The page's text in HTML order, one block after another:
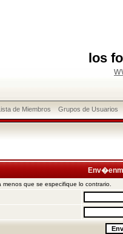
los
de Miembros Grupos de Usuarios
que se especifique lo contrario.